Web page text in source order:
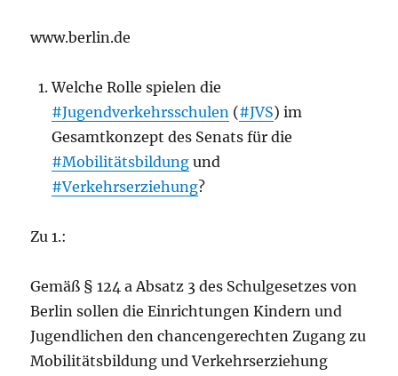
www.berlin.de
Welche Rolle spielen die
#Jugendverkehrsschulen (#JVS) im
Gesamtkonzept des Senats für die
#Mobilitätsbildung und
#Verkehrserziehung?
Zu 1.:
Gemäß § 124 a Absatz 3 des Schulgesetzes von
Berlin sollen die Einrichtungen Kindern und
Jugendlichen den chancengerechten Zugang zu
Mobilitätsbildung und Verkehrserziehung